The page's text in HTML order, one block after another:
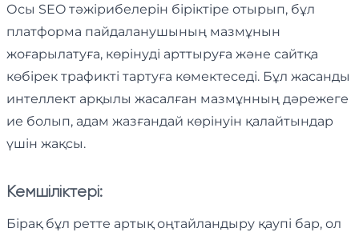
Осы SEO тәжірибелерін біріктіре отырып, бұл
платформа пайдаланушының мазмұнын
жоғарылатуға, көрінуді арттыруға және сайтқа
көбірек трафикті тартуға көмектеседі. Бұл жасанды
интеллект арқылы жасалған мазмұнның дәрежеге
ие болып, адам жазғандай көрінуін қалайтындар
үшін жақсы.
Кемшіліктері:
Бірақ бұл ретте артық оңтайландыру қаупі бар, ол